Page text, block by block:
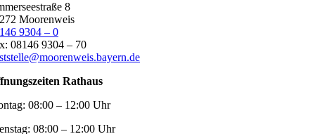
8
Moorenweis
9304 – 0
08146 9304 – 70
Rathaus
08:00 – 12:00 Uhr
08:00 – 12:00 Uhr